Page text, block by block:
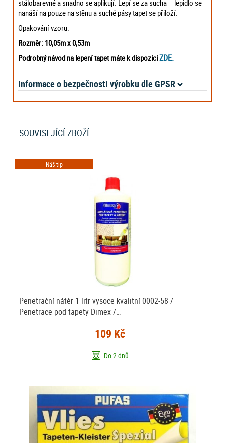
stálobarevné a snadno se aplikují. Lepí se za sucha – lepidlo se
nanáší na pouze na stěnu a suché pásy tapet se přiloží.
Opakování vzoru:
Rozměr: 10,05m x 0,53m
Podrobný návod na lepení tapet máte k dispoziciZDE.
Informace o bezpečnosti výrobku dle GPSR
SOUVISEJÍCÍ ZBOŽÍ
Náš tip
Penetrační nátěr 1 litr vysoce kvalitní 0002-58 /
Penetrace pod tapety Dimex /…
109 Kč
Do 2 dnů